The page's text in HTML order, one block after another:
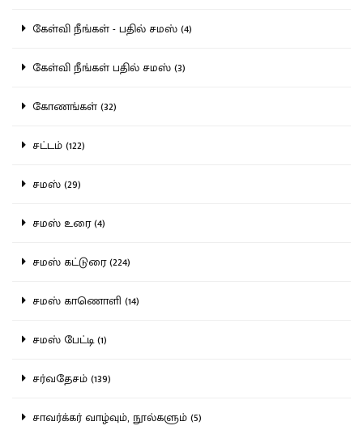
கேள்வி நீங்கள் - பதில் சமஸ் (4)
கேள்வி நீங்கள் பதில் சமஸ் (3)
கோணங்கள் (32)
சட்டம் (122)
சமஸ் (29)
சமஸ் உரை (4)
சமஸ் கட்டுரை (224)
சமஸ் காணொளி (14)
சமஸ் பேட்டி (1)
சர்வதேசம் (139)
சாவர்க்கர் வாழ்வும், நூல்களும் (5)